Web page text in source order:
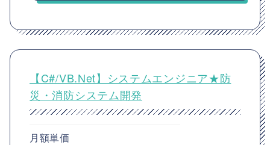
【C#/VB.Net】システムエンジニア★防
災・消防システム開発
月額単価